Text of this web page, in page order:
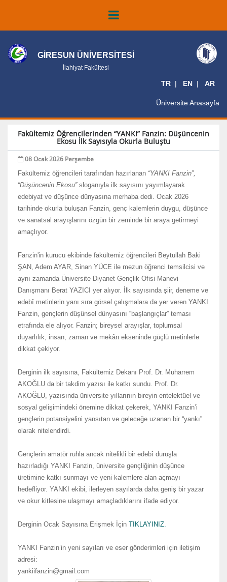
GİRESUN ÜNİVERSİTESİ
İlahiyat Fakültesi
TR EN AR
Üniversite Anasayfa
Fakültemiz Öğrencilerinden “YANKI” Fanzin: Düşüncenin
Ekosu İlk Sayısıyla Okurla Buluştu
08 Ocak 2026 Perşembe
Fakültemiz öğrencileri tarafından hazırlanan “YANKI Fanzin”,
“Düşüncenin Ekosu”sloganıyla ilk sayısını yayımlayarak
edebiyat ve düşünce dünyasına merhaba dedi. Ocak 2026
tarihinde okurla buluşan Fanzin, genç kalemlerin duygu, düşünce
ve sanatsal arayışlarını özgün bir zeminde bir araya getirmeyi
amaçlıyor.
Fanzin'in kurucu ekibinde fakültemiz öğrencileri Beytullah Baki
ŞAN, Adem AYAR, Sinan YÜCE ile mezun öğrenci temsilcisi ve
aynı zamanda Üniversite Diyanet Gençlik Ofisi Manevi
Danışmanı Berat YAZICI yer alıyor. İlk sayısında şiir, deneme ve
edebî metinlerin yanı sıra görsel çalışmalara da yer veren YANKI
Fanzin, gençlerin düşünsel dünyasını “başlangıçlar” teması
etrafında ele alıyor. Fanzin; bireysel arayışlar, toplumsal
duyarlılık, insan, zaman ve mekân ekseninde güçlü metinlerle
dikkat çekiyor.
Derginin ilk sayısına, Fakültemiz Dekanı Prof. Dr. Muharrem
AKOĞLU da bir takdim yazısı ile katkı sundu. Prof. Dr.
AKOĞLU, yazısında üniversite yıllarının bireyin entelektüel ve
sosyal gelişimindeki önemine dikkat çekerek, YANKI Fanzin’i
gençlerin potansiyelini yansıtan ve geleceğe uzanan bir “yankı”
olarak nitelendirdi.
Gençlerin amatör ruhla ancak nitelikli bir edebî duruşla
hazırladığı YANKI Fanzin, üniversite gençliğinin düşünce
üretimine katkı sunmayı ve yeni kalemlere alan açmayı
hedefliyor. YANKI ekibi, ilerleyen sayılarda daha geniş bir yazar
ve okur kitlesine ulaşmayı amaçladıklarını ifade ediyor.
Derginin Ocak Sayısına Erişmek İçin TIKLAYINIZ.
YANKI Fanzin’in yeni sayıları ve eser gönderimleri için iletişim
adresi:
yankiifanzin@gmail.com